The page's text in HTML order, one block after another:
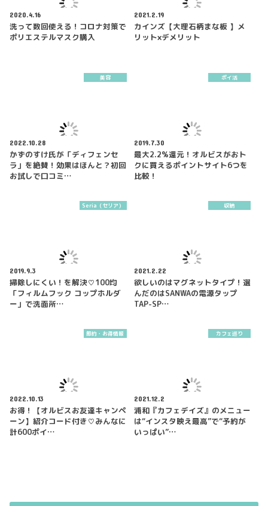
2020.4.16
洗って数回使える！コロナ対策で
ポリエステルマスク購入
2021.2.19
カインズ【大理石柄まな板 】メ
リット×デメリット
美容
2022.10.28
かずのすけ氏が「ディフェンセ
ラ」を絶賛！効果はほんと？初回
お試しで口コミ…
ポイ活
2019.7.30
最大2.2%還元！オルビスがおト
クに買えるポイントサイト6つを
比較！
Seria（セリア）
2019.9.3
掃除しにくい！を解決♡100均
「フィルムフック コップホルダ
ー」で洗面所…
収納
2021.2.22
欲しいのはマグネットタイプ！選
んだのはSANWAの電源タップ
TAP-SP…
節約・お得情報
2022.10.13
お得！【オルビスお友達キャンペ
ーン】紹介コード付き♡みんなに
計600ポイ…
カフェ巡り
2021.12.2
浦和『カフェデイズ』のメニュー
は“インスタ映え最高”で“予約が
いっぱい”…